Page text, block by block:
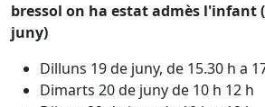
bressol on ha estat admès l'infant
juny)
Dilluns 19 de juny, de 15.30 h a
Dimarts 20 de juny de 10 h 12 h